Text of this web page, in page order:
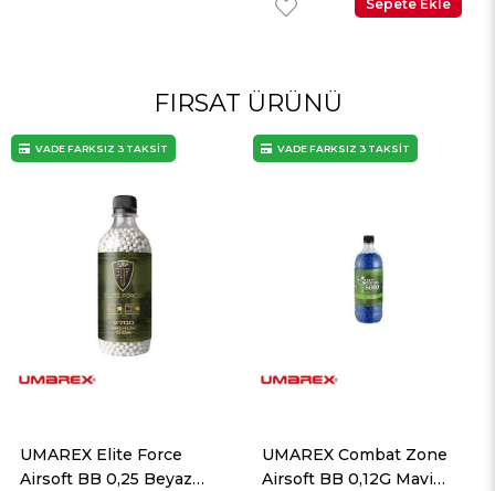
Sepete Ekle
FIRSAT ÜRÜNÜ
UMAREX Combat Zone
Airsoft BB 0,12G Mavi
VADE FARKSIZ 3 TAKSİT
UMAREX Combat Zone
Airsoft BB 0,12G Sarı 5000
VADE FARKSIZ 3 TAKSİT